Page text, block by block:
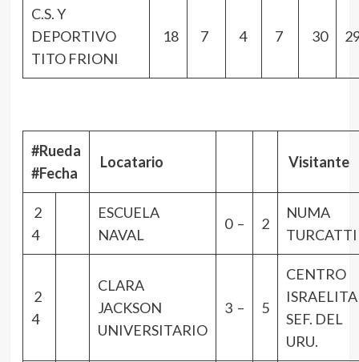
C.S. Y
DEPORTIVO
TITO FRIONI
18 7 4 7 30
#Rueda
#Fecha
Locatario Visitante
2
4
ESCUELA
NAVAL
0 – 2
NUMA
TURCATTI
2
4
CLARA
JACKSON
UNIVERSITARIO
3 – 5
CENTRO
ISRAELITA
SEF. DEL
URU.